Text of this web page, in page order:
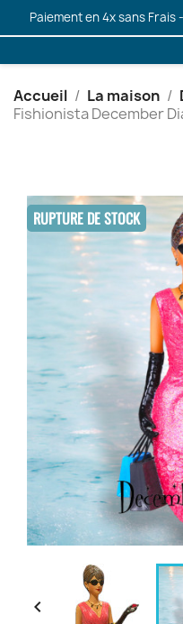
Paiement en 4x sans
Accueil La maison
Fishionista December
RUPTURE DE STOCK
